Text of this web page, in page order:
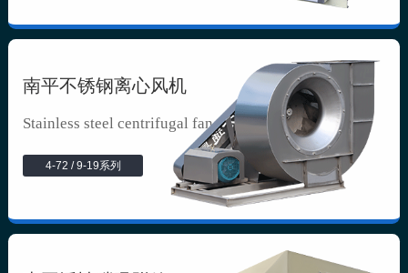
南平不锈钢离心风机
Stainless steel centrifugal fan
4-72 / 9-19系列